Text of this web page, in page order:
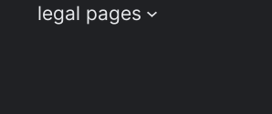
legal pages